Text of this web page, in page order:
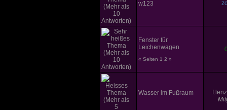
w123
Fenster für
Leichenwagen
« Seiten 1 2 »
Wasser im Fußraum